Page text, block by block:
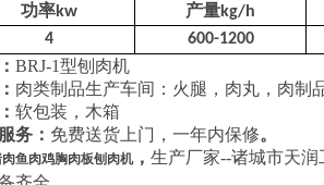
功率kw 产量kg/h
4
600-1200
BRJ-1型刨肉机
肉类制品生产车间：火腿，肉丸，肉制
软包装，木箱
务： 免费送货上门，一年内保修。
鱼肉鸡胸肉板刨肉机， 生产厂家--诸城市天